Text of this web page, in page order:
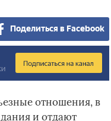
Поделиться в Facebook
отношения, в
и отдают